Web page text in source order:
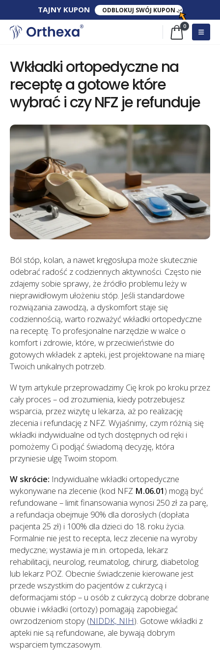
TAJNY​ KUPON​ ODBLOKUJ SWÓJ KUPON
0
Wkładki ortopedyczne na
receptę a gotowe które
wybrać i czy NFZ je refunduje
Ból stóp, kolan, a nawet kręgosłupa może skutecznie
odebrać radość z codziennych aktywności. Często nie
zdajemy sobie sprawy, że źródło problemu leży w
nieprawidłowym ułożeniu stóp. Jeśli standardowe
rozwiązania zawodzą, a dyskomfort staje się
codziennością, warto rozważyć wkładki ortopedyczne
na receptę. To profesjonalne narzędzie w walce o
komfort i zdrowie, które, w przeciwieństwie do
gotowych wkładek z apteki, jest projektowane na miarę
Twoich unikalnych potrzeb.
W tym artykule przeprowadzimy Cię krok po kroku przez
cały proces – od zrozumienia, kiedy potrzebujesz
wsparcia, przez wizytę u lekarza, aż po realizację
zlecenia i refundację z NFZ. Wyjaśnimy, czym różnią się
wkładki indywidualne od tych dostępnych od ręki i
pomożemy Ci podjąć świadomą decyzję, która
przyniesie ulgę Twoim stopom.
W skrócie: Indywidualne wkładki ortopedyczne
wykonywane na zlecenie (kod NFZ M.06.01) mogą być
refundowane – limit finansowania wynosi 250 zł za parę,
a refundacja obejmuje 90% dla dorosłych (dopłata
pacjenta 25 zł) i 100% dla dzieci do 18. roku życia.
Formalnie nie jest to recepta, lecz zlecenie na wyroby
medyczne; wystawia je m.in. ortopeda, lekarz
rehabilitacji, neurolog, reumatolog, chirurg, diabetolog
lub lekarz POZ. Obecnie świadczenie kierowane jest
przede wszystkim do pacjentów z cukrzycą i
deformacjami stóp – u osób z cukrzycą dobrze dobrane
obuwie i wkładki (ortozy) pomagają zapobiegać
owrzodzeniom stopy (NIDDK, NIH). Gotowe wkładki z
apteki nie są refundowane, ale bywają dobrym
wsparciem tymczasowym.